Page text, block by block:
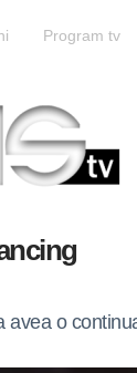
Program tv
avea o